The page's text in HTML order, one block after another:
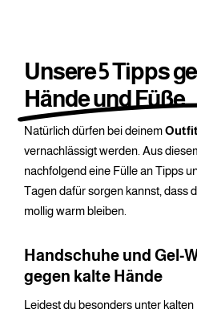
Unsere 5 Tipps
Hände und Füße
Natürlich dürfen bei deinemOutfit
vernachlässigt werden. Aus
nachfolgend eine Fülle an Tipps
Tagen dafür sorgen kannst, dass
mollig warm bleiben.
Handschuhe und Gel-
gegen kalte Hände
Leidest du besonders unter